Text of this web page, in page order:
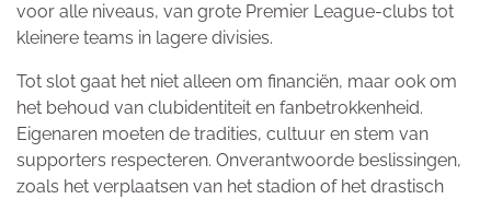
voor alle niveaus, van grote Premier League-clubs tot
kleinere teams in lagere divisies.
Tot slot gaat het niet alleen om financiën, maar ook om
het behoud van clubidentiteit en fanbetrokkenheid.
Eigenaren moeten de tradities, cultuur en stem van
supporters respecteren. Onverantwoorde beslissingen,
zoals het verplaatsen van het stadion of het drastisch